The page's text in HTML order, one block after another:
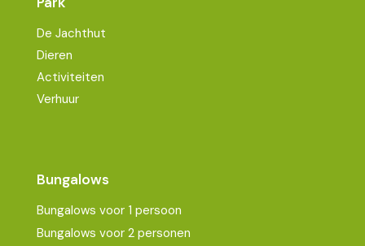
De Jachthut
Dieren
Activiteiten
Verhuur
Bungalows
Bungalows voor 1 persoon
Bungalows voor 2 personen